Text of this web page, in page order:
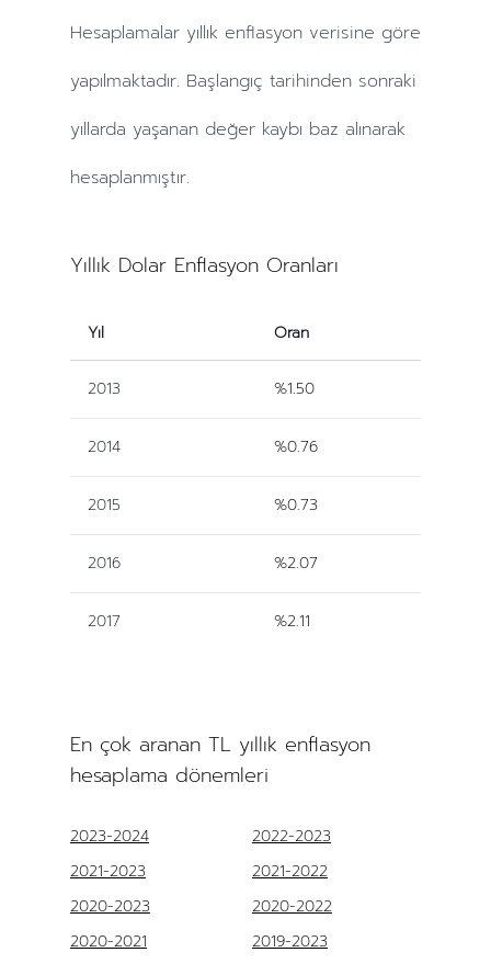
Hesaplamalar yıllık enflasyon verisine göre
yapılmaktadır. Başlangıç tarihinden sonraki
yıllarda yaşanan değer kaybı baz alınarak
hesaplanmıştır.
Yıllık Dolar Enflasyon Oranları
Yıl Oran
2013 %1.50
2014 %0.76
2015 %0.73
2016 %2.07
2017 %2.11
En çok aranan TL yıllık enflasyon
hesaplama dönemleri
2023-2024
2022-2023
2021-2023
2021-2022
2020-2023
2020-2022
2020-2021
2019-2023